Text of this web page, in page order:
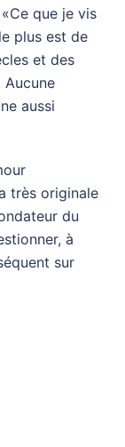
que je vis
plus est de
et des
aussi
très originale
du
à
sur